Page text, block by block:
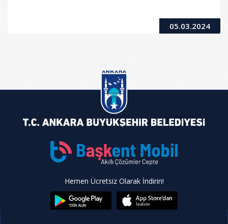
05.03.2024
Hemen Ücretsiz Olarak İndirin!